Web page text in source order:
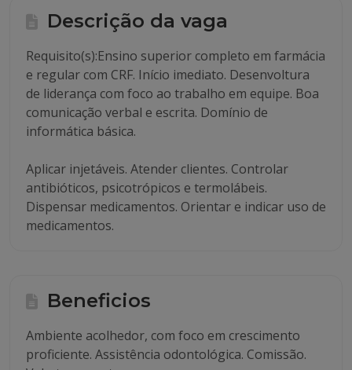
Descrição da vaga
Requisito(s):Ensino superior completo em farmácia
e regular com CRF. Início imediato. Desenvoltura
de liderança com foco ao trabalho em equipe. Boa
comunicação verbal e escrita. Domínio de
informática básica.
Aplicar injetáveis. Atender clientes. Controlar
antibióticos, psicotrópicos e termolábeis.
Dispensar medicamentos. Orientar e indicar uso de
medicamentos.
Beneficios
Ambiente acolhedor, com foco em crescimento
proficiente. Assistência odontológica. Comissão.